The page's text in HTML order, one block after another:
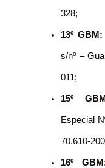
328;
13º GBM:
s/nº –
011;
15º
Especial
70.610-
16º